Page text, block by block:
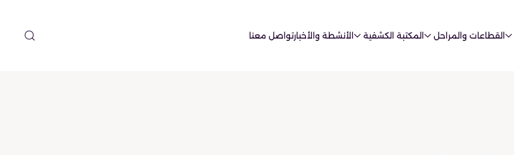
القطاعات والمراحل المكتبة الكشفية الأنشطة والأخبارتواصل معنا